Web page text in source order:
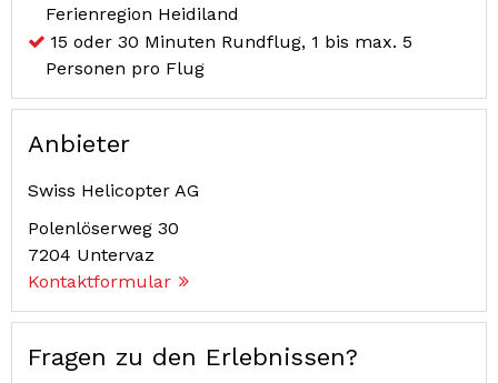
Ferienregion Heidiland
15 oder 30 Minuten Rundflug, 1 bis max. 5
Personen pro Flug
Anbieter
Swiss Helicopter AG
Polenlöserweg 30
7204 Untervaz
Kontaktformular
Fragen zu den Erlebnissen?